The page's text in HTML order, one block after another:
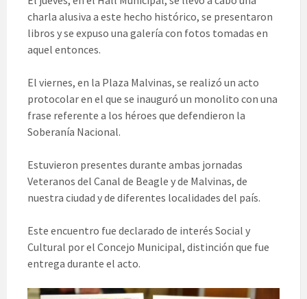
charla alusiva a este hecho histórico, se presentaron
libros y se expuso una galería con fotos tomadas en
aquel entonces.
El viernes, en la Plaza Malvinas, se realizó un acto
protocolar en el que se inauguró un monolito con una
frase referente a los héroes que defendieron la
Soberanía Nacional.
Estuvieron presentes durante ambas jornadas
Veteranos del Canal de Beagle y de Malvinas, de
nuestra ciudad y de diferentes localidades del país.
Este encuentro fue declarado de interés Social y
Cultural por el Concejo Municipal, distinción que fue
entrega durante el acto.